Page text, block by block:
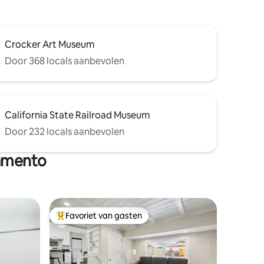
Crocker Art Museum
Door 368 locals aanbevolen
California State Railroad Museum
Door 232 locals aanbevolen
Topfavoriet van gasten
Favoriet van gasten